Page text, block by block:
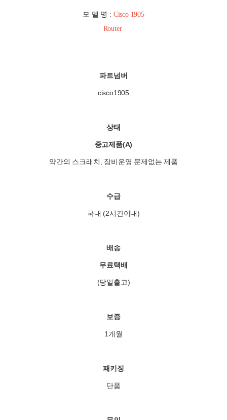
모 델 명 : Cisco 1905
Router
파트넘버
cisco1905
상태
중고제품(A)
약간의 스크래치, 장비운영 문제없는 제품
수급
국내 (2시간이내)
배송
무료택배
(당일출고)
보증
1개월
패키징
단품